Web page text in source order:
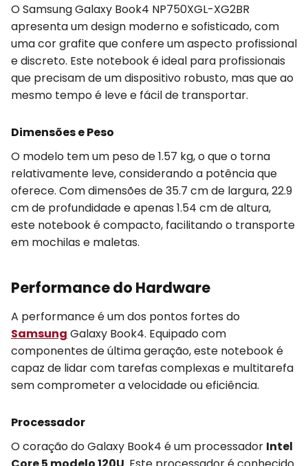
O Samsung Galaxy Book4 NP750XGL-XG2BR
apresenta um design moderno e sofisticado, com
uma cor grafite que confere um aspecto profissional
e discreto. Este notebook é ideal para profissionais
que precisam de um dispositivo robusto, mas que ao
mesmo tempo é leve e fácil de transportar.
Dimensões e Peso
O modelo tem um peso de 1.57 kg, o que o torna
relativamente leve, considerando a potência que
oferece. Com dimensões de 35.7 cm de largura, 22.9
cm de profundidade e apenas 1.54 cm de altura,
este notebook é compacto, facilitando o transporte
em mochilas e maletas.
Performance do Hardware
A performance é um dos pontos fortes do
Samsung Galaxy Book4. Equipado com
componentes de última geração, este notebook é
capaz de lidar com tarefas complexas e multitarefa
sem comprometer a velocidade ou eficiência.
Processador
O coração do Galaxy Book4 é um processador Intel